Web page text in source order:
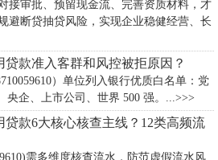
接审批、预留现金流、完善资质材料，才
避断贷抽贷风险，实现企业稳健经营、长
贷款准入客群和风控被拒原因？
）单位列入银行优质白名单：党
央企、上市公司、世界 500 强。...>>>
贷款6大核心核查主线？12类高频流
需多维度核查流水，防范虚假流水风